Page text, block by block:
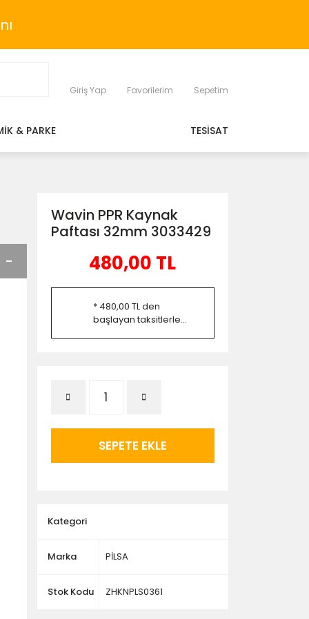
Giriş Yap Favorilerim Sepetim
& PARKE TESİSAT
Wavin PPR Kaynak
Paftası 32mm 3033429
480,00 TL
* 480,00 TL den
başlayan taksitlerle...
SEPETE EKLE
Kategori
Marka PİLSA
Stok Kodu ZHKNPLS0361